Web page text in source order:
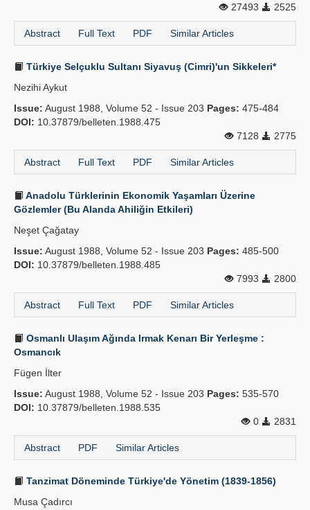
27493
2525
Abstract Full Text PDF Similar Articles
Türkiye Selçuklu Sultanı Siyavuş (Cimri)'un Sikkeleri*
Nezihi Aykut
Issue: August 1988, Volume 52 - Issue 203 Pages: 475-484
DOI: 10.37879/belleten.1988.475
7128
2775
Abstract Full Text PDF Similar Articles
Anadolu Türklerinin Ekonomik Yaşamları Üzerine
Gözlemler (Bu Alanda Ahiliğin Etkileri)
Neşet Çağatay
Issue: August 1988, Volume 52 - Issue 203 Pages: 485-500
DOI: 10.37879/belleten.1988.485
7993
2800
Abstract Full Text PDF Similar Articles
Osmanlı Ulaşım Ağında Irmak Kenarı Bir Yerleşme :
Osmancık
Fügen İlter
Issue: August 1988, Volume 52 - Issue 203 Pages: 535-570
DOI: 10.37879/belleten.1988.535
0
2831
Abstract PDF Similar Articles
Tanzimat Döneminde Türkiye'de Yönetim (1839-1856)
Musa Çadırcı